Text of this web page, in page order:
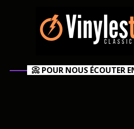
📀 POUR NOUS ÉCOUTER